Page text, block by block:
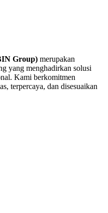
Group) merupakan
yang menghadirkan solusi
Kami berkomitmen
terpercaya, dan disesuaikan